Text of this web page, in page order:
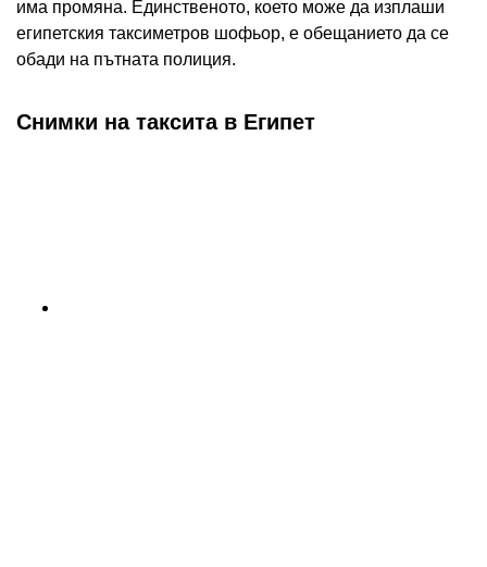
има промяна. Единственото, което може да изплаши
египетския таксиметров шофьор, е обещанието да се
обади на пътната полиция.
Снимки на таксита в Египет